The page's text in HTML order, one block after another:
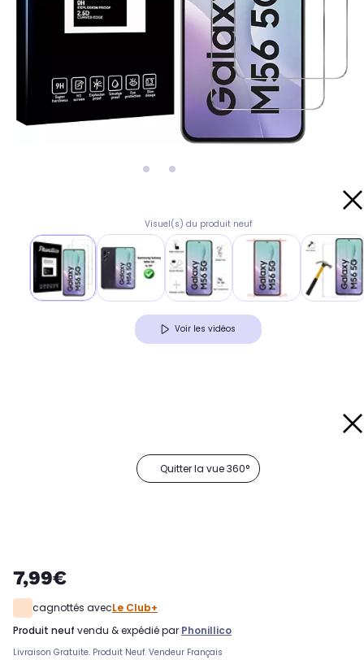
Visuel(s) du produit neuf
Voir les vidéos
Quitter la vue 360°
7,99€
cagnottés avecLe Club+
produit neuf vendu & expédié par Phonillico
Livraison Gratuite. Produit Neuf. Vendeur Français